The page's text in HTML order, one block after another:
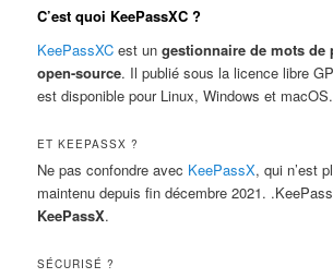
C’est quoi KeePassXC ?
KeePassXC est ungestionnaire de mots de
open-source. Il publié sous la licence libre
est disponible pour Linux, Windows et macOS.
ET KEEPASSX ?
Ne pas confondre avec KeePassX, qui n’est
maintenu depuis fin décembre 2021.
KeePassX.
SÉCURISÉ ?